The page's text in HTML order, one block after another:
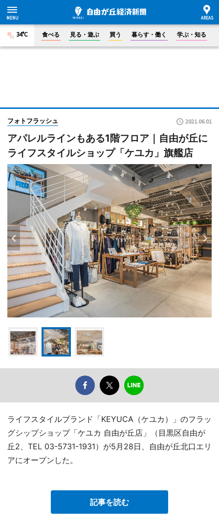
34°C 食べる 見る・遊ぶ 買う 暮らす・働く 学ぶ・知る
フォトフラッシュ 2021.06.01
アパレルラインもある1階フロア｜自由が丘に
ライフスタイルショップ「ケユカ」旗艦店
ライフスタイルブランド「KEYUCA（ケユカ）」のフラッ
グシップショップ「ケユカ 自由が丘店」（目黒区自由が
丘2、TEL 03-5731-1931）が5月28日、自由が丘北口エリ
アにオープンした。
記事を読む